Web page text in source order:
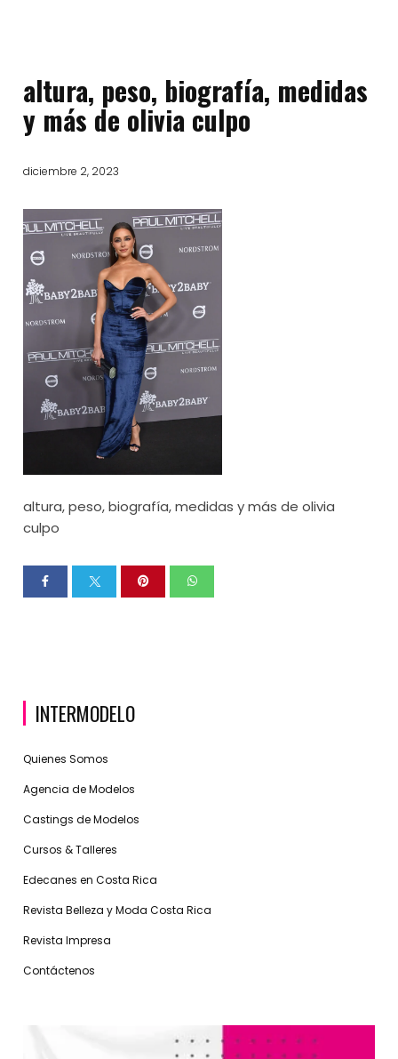
altura, peso, biografía, medidas
y más de olivia culpo
diciembre 2, 2023
altura, peso, biografía, medidas y más de olivia
culpo
INTERMODELO
Quienes Somos
Agencia de Modelos
Castings de Modelos
Cursos & Talleres
Edecanes en Costa Rica
Revista Belleza y Moda Costa Rica
Revista Impresa
Contáctenos